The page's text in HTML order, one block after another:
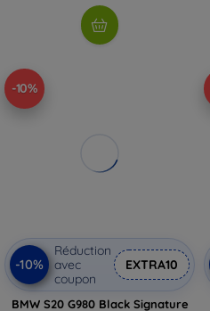
-10%
-10%
Réduction
avec
coupon
EXTRA10
BMW S20 G980 Black Signature